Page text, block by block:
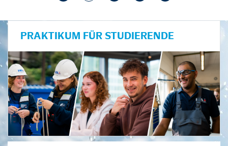
PRAKTIKUM FÜR STUDIERENDE